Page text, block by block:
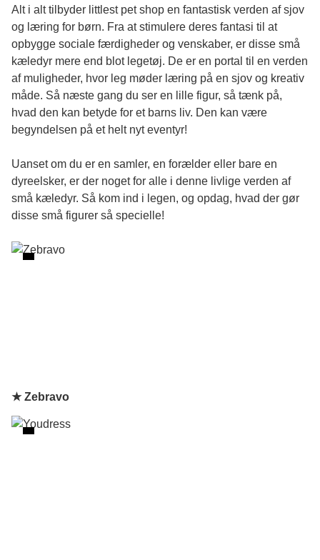
Alt i alt tilbyder littlest pet shop en fantastisk verden af sjov
og læring for børn. Fra at stimulere deres fantasi til at
opbygge sociale færdigheder og venskaber, er disse små
kæledyr mere end blot legetøj. De er en portal til en verden
af muligheder, hvor leg møder læring på en sjov og kreativ
måde. Så næste gang du ser en lille figur, så tænk på,
hvad den kan betyde for et barns liv. Den kan være
begyndelsen på et helt nyt eventyr!
Uanset om du er en samler, en forælder eller bare en
dyreelsker, er der noget for alle i denne livlige verden af
små kæledyr. Så kom ind i legen, og opdag, hvad der gør
disse små figurer så specielle!
★ Zebravo